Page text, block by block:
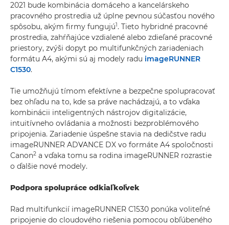
2021 bude kombinácia domáceho a kancelárskeho
pracovného prostredia už úplne pevnou súčasťou nového
spôsobu, akým firmy fungujú1. Tieto hybridné pracovné
prostredia, zahŕňajúce vzdialené alebo zdieľané pracovné
priestory, zvýši dopyt po multifunkčných zariadeniach
formátu A4, akými sú aj modely radu imageRUNNER
C1530.
Tie umožňujú tímom efektívne a bezpečne spolupracovať
bez ohľadu na to, kde sa práve nachádzajú, a to vďaka
kombinácii inteligentných nástrojov digitalizácie,
intuitívneho ovládania a možnosti bezproblémového
pripojenia. Zariadenie úspešne stavia na dedičstve radu
imageRUNNER ADVANCE DX vo formáte A4 spoločnosti
Canon2 a vďaka tomu sa rodina imageRUNNER rozrastie
o ďalšie nové modely.
Podpora spolupráce odkiaľkoľvek
Rad multifunkcií imageRUNNER C1530 ponúka voliteľné
pripojenie do cloudového riešenia pomocou obľúbeného